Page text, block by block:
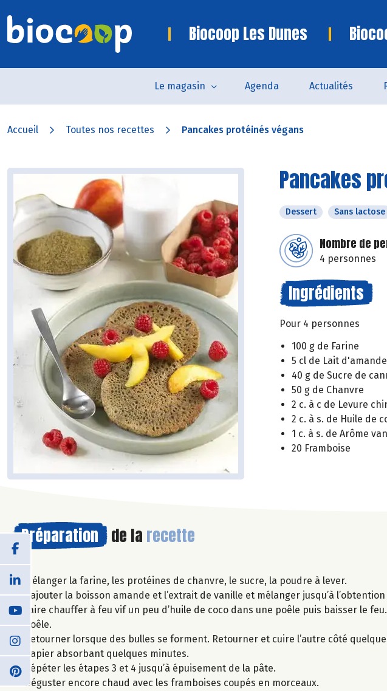
Biocoop Les Dunes
Le magasin Agenda Actualités
Accueil Toutes nos recettes Pancakes protéinés végans
Pancakes
Dessert Sans lactose
Nombre de
4 personnes
Ingrédients
Pour 4 personnes
100 g de Farine
5 cl de Lait d'amande
40 g de Sucre de
50 g de Chanvre
2 c. à c de Levure
2 c. à s. de Huile de
1 c. à s. de Arôme
20 Framboise
Préparation de la recette
Mélanger la farine, les protéines de chanvre, le sucre, la poudre à lever.
Rajouter la boisson amande et l’extrait de vanille et mélanger jusqu’à
Faire chauffer à feu vif un peu d’huile de coco dans une poêle puis baisser le
poêle.
Retourner lorsque des bulles se forment. Retourner et cuire l’autre côté
papier absorbant quelques minutes.
Répéter les étapes 3 et 4 jusqu’à épuisement de la pâte.
Déguster encore chaud avec les framboises coupés en morceaux.